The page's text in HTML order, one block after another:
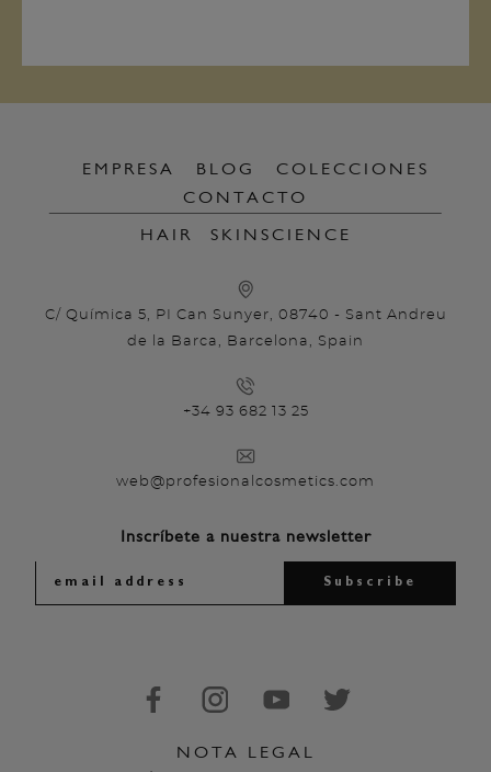
EMPRESA BLOG
COLECCIONES
CONTACTO
HAIR SKINSCIENCE
C/ Química 5, PI Can Sunyer, 08740 - Sant Andreu
de la Barca, Barcelona, Spain
+34 93 682 13 25
web@profesionalcosmetics.com
Inscríbete a nuestra newsletter
NOTA LEGAL